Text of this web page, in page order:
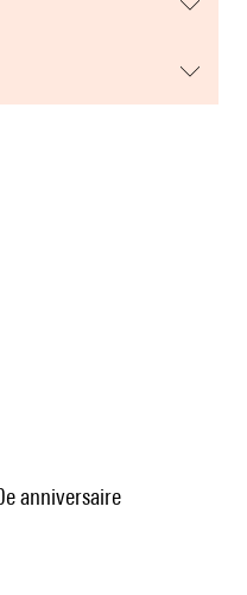
anniversaire